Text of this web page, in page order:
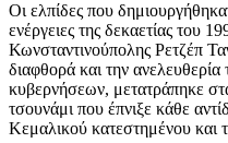
Οι ελπίδες που
ενέργειες της δεκαετίας του
Κωνσταντινούπολης Ρετζέπ
διαφθορά και την
κυβερνήσεων, μετατράπηκε
τσουνάμι που έπνιξε κάθε
Κεμαλικού κατεστημένου